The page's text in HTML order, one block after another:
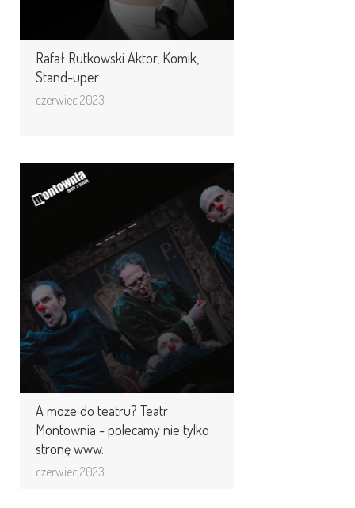
Rafał Rutkowski Aktor, Komik,
Stand-uper
czerwiec 2023
A może do teatru? Teatr
Montownia - polecamy nie tylko
stronę www.
czerwiec 2023
A może do teatru? Teatr
Montownia - polecamy nie
tylko stronę www.
Teatr Montownia to niezależna
grupa teatralna założona w 1996
roku. Teatr specjalizuje się w teatrze
dokumentalnym, ...